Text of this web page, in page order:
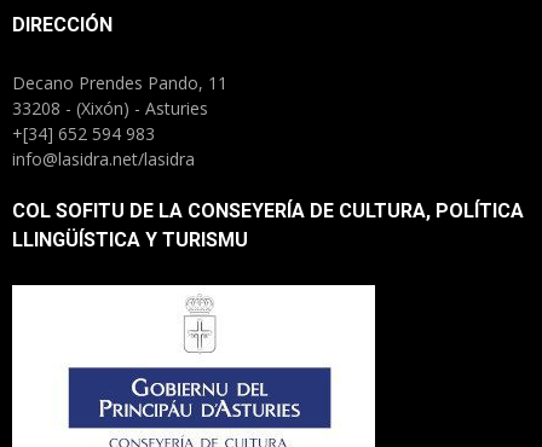
DIRECCIÓN
Decano Prendes Pando, 11
33208 - (Xixón) - Asturies
+[34] 652 594 983
info@lasidra.net/lasidra
COL SOFITU DE LA CONSEYERÍA DE CULTURA, POLÍTICA
LLINGÜÍSTICA Y TURISMU